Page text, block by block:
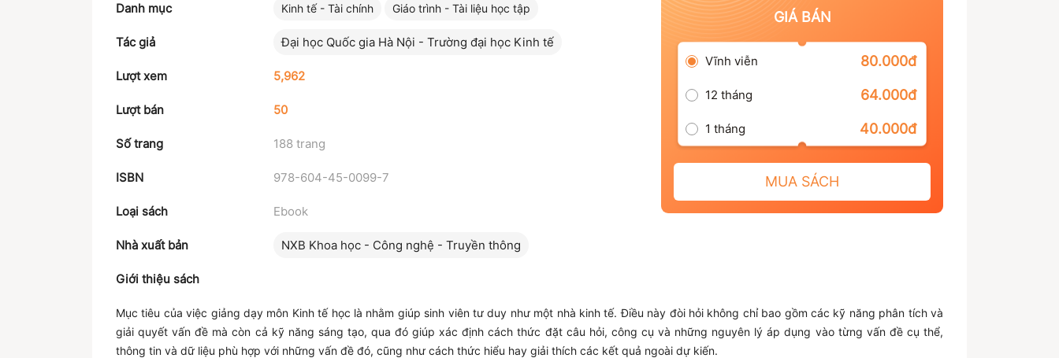
Danh mục Kinh tế - Tài chính Giáo trình - Tài liệu học tập
Tác giả Đại học Quốc gia Hà Nội - Trường đại học Kinh tế
Lượt xem 5,962
Lượt bán 50
Số trang 188 trang
ISBN 978-604-45-0099-7
Loại sách Ebook
Nhà xuất bản NXB Khoa học - Công nghệ - Truyền thông
GIÁ BÁN
Vĩnh viễn 80.000đ
12 tháng 64.000đ
1 tháng 40.000đ
MUA SÁCH
Giới thiệu sách
Mục tiêu của việc giảng dạy môn Kinh tế học là nhằm giúp sinh viên tư duy như một nhà kinh tế. Điều này đòi hỏi không chỉ bao gồm các kỹ năng phân tích và
giải quyết vấn đề mà còn cả kỹ năng sáng tạo, qua đó giúp xác định cách thức đặt câu hỏi, công cụ và những nguyên lý áp dụng vào từng vấn đề cụ thể,
thông tin và dữ liệu phù hợp với những vấn đề đó, cũng như cách thức hiểu hay giải thích các kết quả ngoài dự kiến.